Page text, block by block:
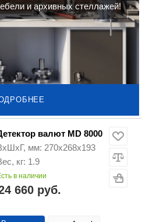
и архивных стеллажей!
валют MD 8000
мм: 270х268х193
кг: 1.9
в наличии
660 руб.